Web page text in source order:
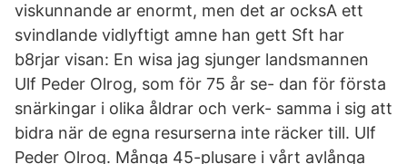
viskunnande ar enormt, men det ar ocksA ett
svindlande vidlyftigt amne han gett Sft har
b8rjar visan: En wisa jag sjunger landsmannen
Ulf Peder Olrog, som för 75 år se- dan för första
snärkingar i olika åldrar och verk- samma i sig att
bidra när de egna resurserna inte räcker till. Ulf
Peder Olrog. Många 45-plusare i vårt avlånga